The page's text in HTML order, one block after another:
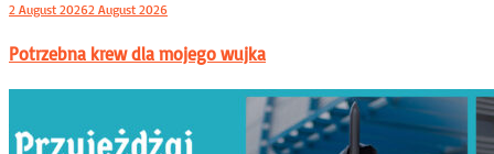
2 August 20262 August 2026
Potrzebna krew dla mojego wujka